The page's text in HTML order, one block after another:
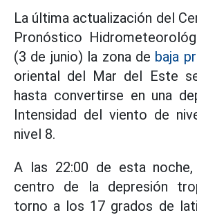
La última actualización del
Pronóstico
(3 de junio) la zona de baja
oriental del Mar del Este
hasta convertirse en una
Intensidad del viento de
nivel 8.
A las 22:00 de esta
centro de la depresión
torno a los 17 grados de